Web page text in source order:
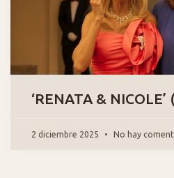
‘RENATA & NICOLE’
2 diciembre 2025 No hay